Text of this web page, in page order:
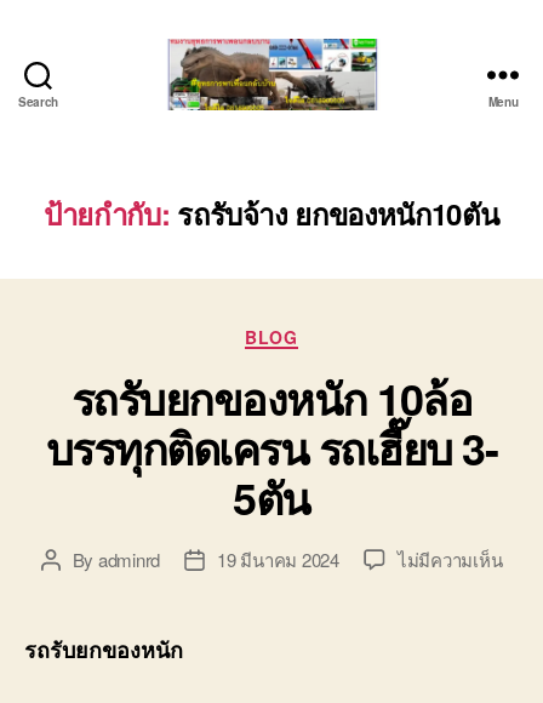
Search
เครื่องจักร
ระยอง
(บริษัท
พาณิชย์
บริการ
รถยก
รถ
รับจ้าง
ใน
เขต
บ่อ
วิน
Menu
ป้ายกำกับ: รถรับจ้าง ยกของหนัก10ตัน
Categories
BLOG
รถรับยกของหนัก 10ล้อ
บรรทุกติดเครน รถเฮี๊ยบ 3-
5ตัน
PostBy adminrd
Post19 มีนาคม 2024 ไม่มีความเห็นบน
รถรับยกของหนัก